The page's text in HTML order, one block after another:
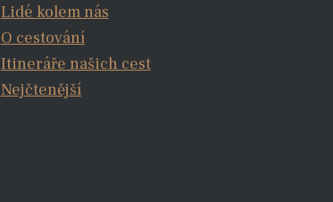
Lidé kolem nás
O cestování
Itineráře našich cest
Nejčtenější